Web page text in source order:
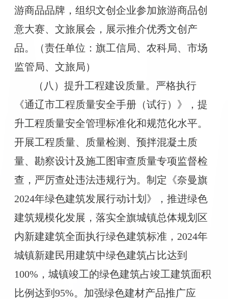
游商品品牌，组织文创企业参加旅游商品创
意大赛、文旅展会，展示推介优秀文创产
品。（责任单位：旗工信局、农科局、市场
监管局、文旅局）
（八）提升工程建设质量。严格执行
《通辽市工程质量安全手册（试行）》，提
升工程质量安全管理标准化和规范化水平。
开展工程质量、质量检测、预拌混凝土质
量、勘察设计及施工图审查质量专项监督检
查，严厉查处违法违规行为。制定《奈曼旗
2024年绿色建筑发展行动计划》，推进绿色
建筑规模化发展，落实全旗城镇总体规划区
内新建建筑全面执行绿色建筑标准，2024年
城镇新建民用建筑中绿色建筑占比达到
100%，城镇竣工的绿色建筑占竣工建筑面积
比例达到95%。加强绿色建材产品推广应